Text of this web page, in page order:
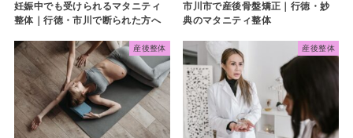
妊娠中でも受けられるマタニティ
整体｜行徳・市川で断られた方へ
市川市で産後骨盤矯正｜行徳・妙
典のマタニティ整体
産後整体 産後整体